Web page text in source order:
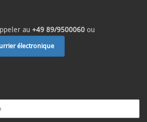
au +49 89/9500060 ou
électronique